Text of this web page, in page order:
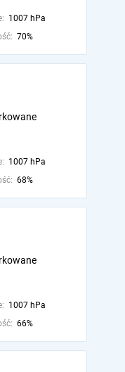
1007 hPa
70%
1007 hPa
68%
1007 hPa
66%